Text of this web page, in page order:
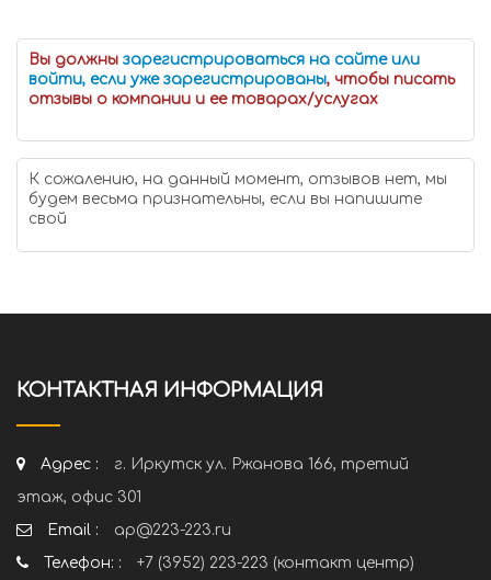
Вы должны зарегистрироваться на сайте или
войти, если уже зарегистрированы, чтобы писать
отзывы о компании и ее товарах/услугах
К сожалению, на данный момент, отзывов нет, мы
будем весьма признательны, если вы напишите
свой
КОНТАКТНАЯ ИНФОРМАЦИЯ
Адрес :
г. Иркутск ул. Ржанова 166, третий
этаж, офис 301
Email :
ap@223-223.ru
Телефон: :
+7 (3952) 223-223 (контакт центр)